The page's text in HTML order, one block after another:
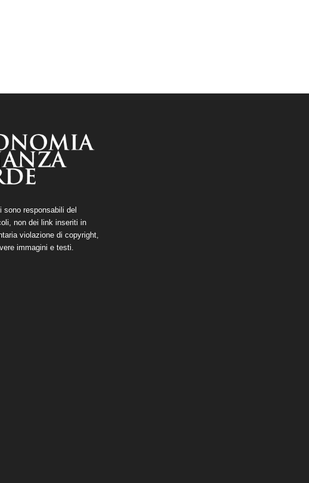
sono responsabili del
non dei link inseriti in
violazione di copyright,
immagini e testi.